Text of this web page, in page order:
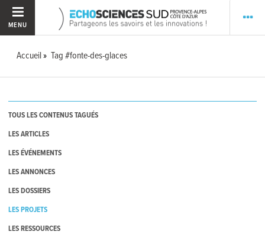
MENU
Accueil Tag #fonte-des-glaces
TOUS LES CONTENUS TAGUÉS
LES ARTICLES
LES ÉVÉNEMENTS
LES ANNONCES
LES DOSSIERS
LES PROJETS
LES RESSOURCES